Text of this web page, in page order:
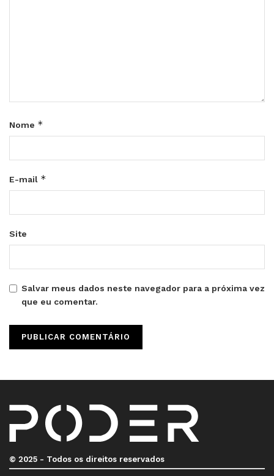
Nome *
E-mail *
Site
Salvar meus dados neste navegador para a próxima vez
que eu comentar.
© 2025 - Todos os direitos reservados